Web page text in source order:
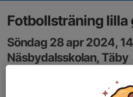
Fotbollsträning lilla
Söndag 28 apr 2024,
Näsbydalsskolan, Täby